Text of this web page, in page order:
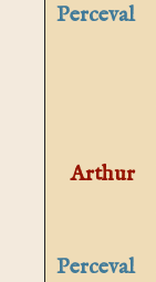
Perceval
Arthur
Perceval